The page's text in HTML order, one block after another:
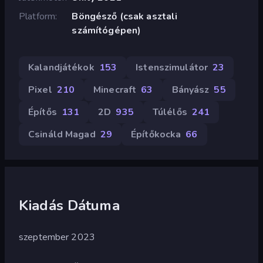
Platform
Böngésző (csak asztali
számítógépen)
Kalandjátékok 153 Istenszimulátor 23
Pixel 210 Minecraft 63 Bányász 55
Építős 131 2D 935 Túlélős 241
Csináld Magad 29 Építőkocka 66
Kiadás Dátuma
szeptember 2023